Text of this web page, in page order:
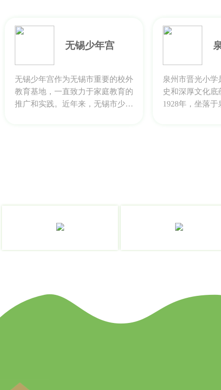
无锡少年宫
无锡少年宫作为无锡市重要的校外
教育基地，一直致力于家庭教育的
推广和实践。近年来，无锡市少年
泉州市晋光小学
史和深厚文化
1928年，坐落